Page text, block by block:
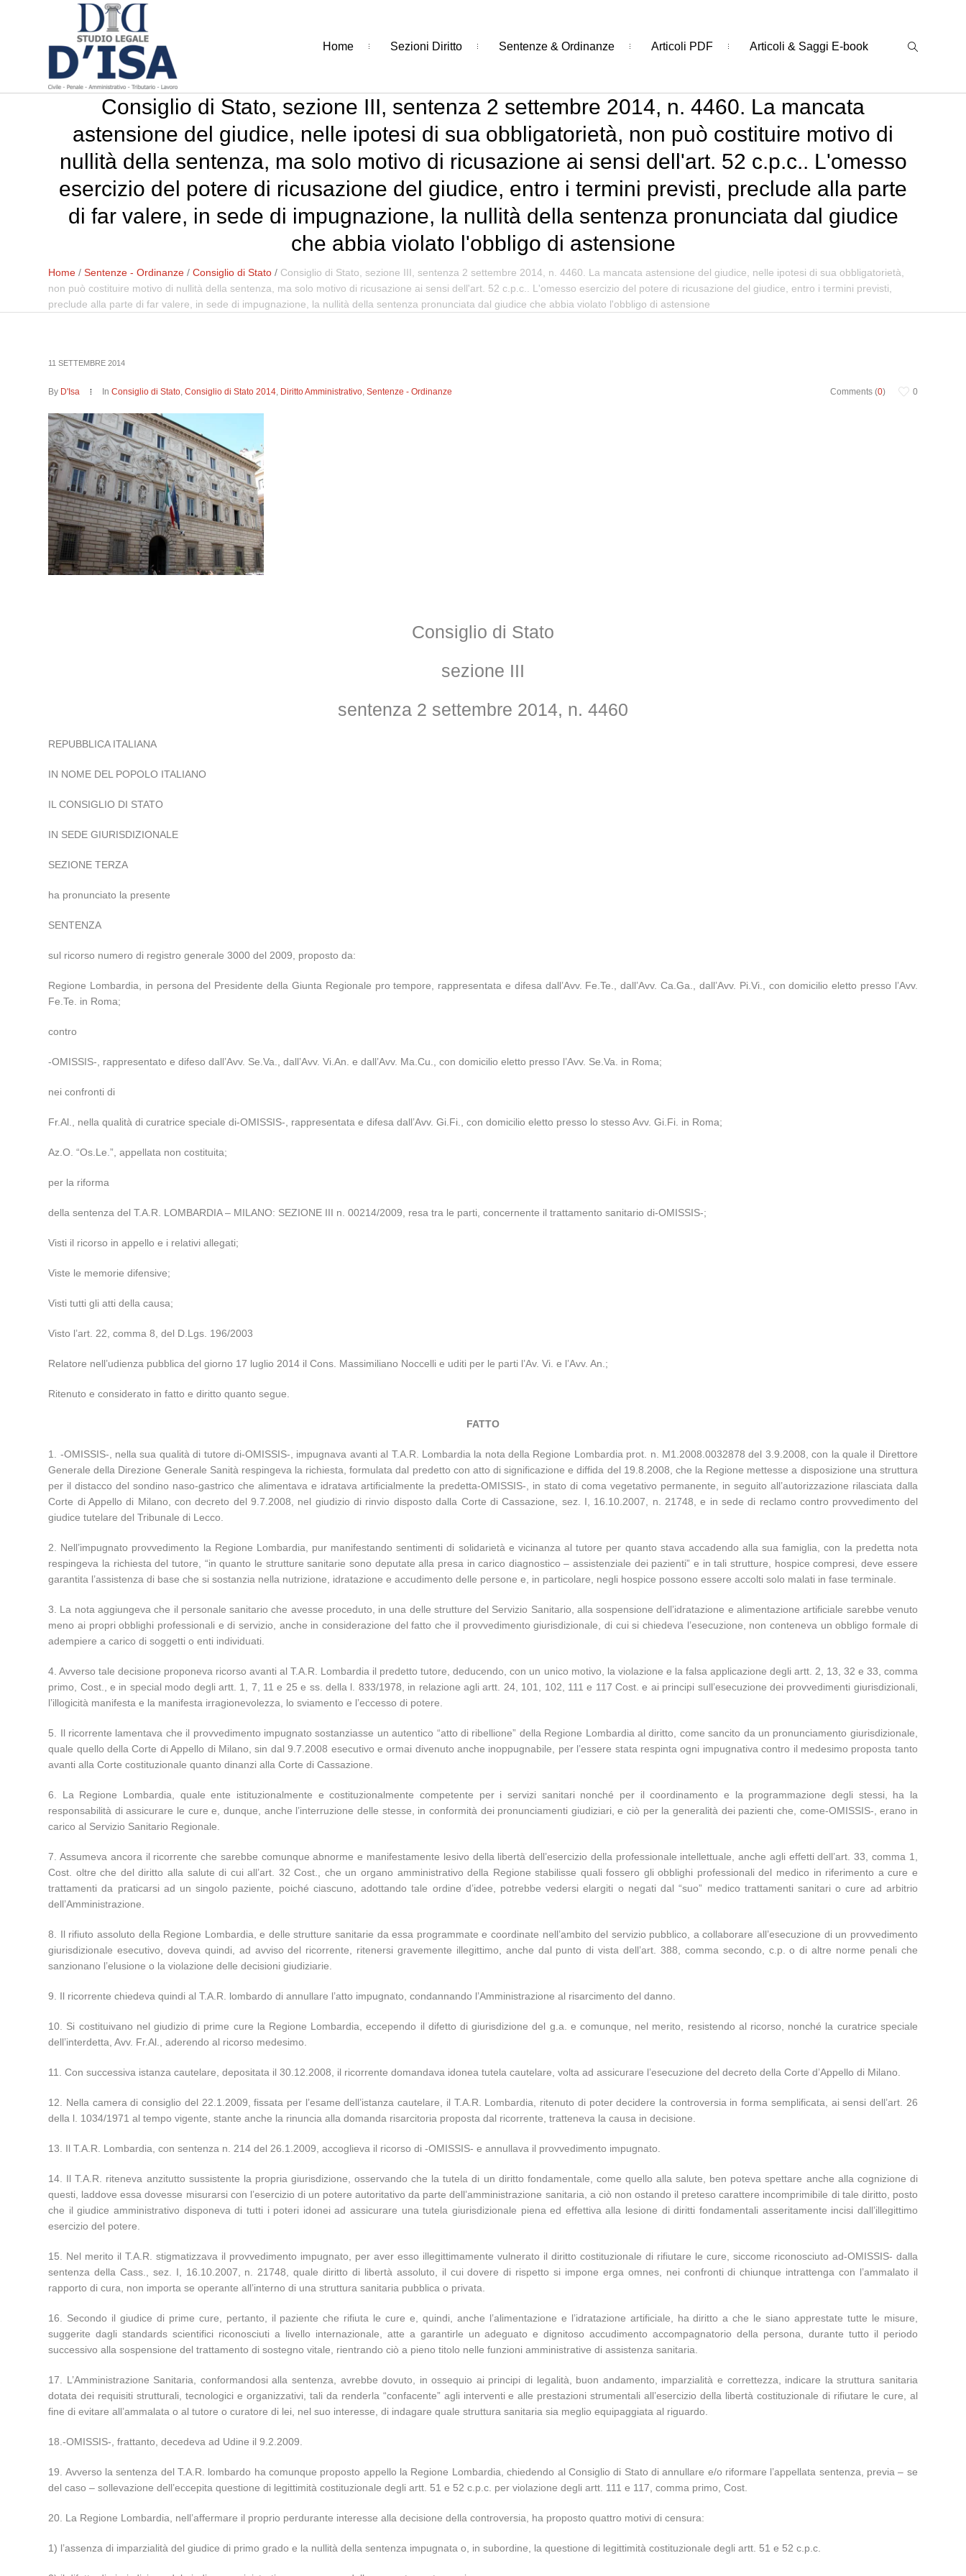
Home Sezioni Diritto Sentenze & Ordinanze Articoli PDF Articoli & Saggi E-book
Consiglio di Stato, sezione III, sentenza 2 settembre 2014, n. 4460. La mancata
astensione del giudice, nelle ipotesi di sua obbligatorietà, non può costituire motivo di
nullità della sentenza, ma solo motivo di ricusazione ai sensi dell'art. 52 c.p.c.. L'omesso
esercizio del potere di ricusazione del giudice, entro i termini previsti, preclude alla parte
di far valere, in sede di impugnazione, la nullità della sentenza pronunciata dal giudice
che abbia violato l'obbligo di astensione
Home /Sentenze - Ordinanze /Consiglio di Stato / Consiglio di Stato, sezione III, sentenza 2 settembre 2014, n. 4460. La mancata astensione del giudice, nelle ipotesi di sua obbligatorietà,
non può costituire motivo di nullità della sentenza, ma solo motivo di ricusazione ai sensi dell'art. 52 c.p.c.. L'omesso esercizio del potere di ricusazione del giudice, entro i termini previsti,
preclude alla parte di far valere, in sede di impugnazione, la nullità della sentenza pronunciata dal giudice che abbia violato l'obbligo di astensione
11 SETTEMBRE 2014
Comments (0) 0
By D'Isa InConsiglio di Stato,Consiglio di Stato 2014, Diritto Amministrativo,Sentenze - Ordinanze
Consiglio di Stato
sezione III
sentenza 2 settembre 2014, n. 4460
REPUBBLICA ITALIANA
IN NOME DEL POPOLO ITALIANO
IL CONSIGLIO DI STATO
IN SEDE GIURISDIZIONALE
SEZIONE TERZA
ha pronunciato la presente
SENTENZA
sul ricorso numero di registro generale 3000 del 2009, proposto da:
Regione Lombardia, in persona del Presidente della Giunta Regionale pro tempore, rappresentata e difesa dall’Avv. Fe.Te., dall’Avv. Ca.Ga., dall’Avv. Pi.Vi., con domicilio eletto presso l’Avv.
Fe.Te. in Roma;
contro
-OMISSIS-, rappresentato e difeso dall’Avv. Se.Va., dall’Avv. Vi.An. e dall’Avv. Ma.Cu., con domicilio eletto presso l’Avv. Se.Va. in Roma;
nei confronti di
Fr.Al., nella qualità di curatrice speciale di-OMISSIS-, rappresentata e difesa dall’Avv. Gi.Fi., con domicilio eletto presso lo stesso Avv. Gi.Fi. in Roma;
Az.O. “Os.Le.”, appellata non costituita;
per la riforma
della sentenza del T.A.R. LOMBARDIA – MILANO: SEZIONE III n. 00214/2009, resa tra le parti, concernente il trattamento sanitario di-OMISSIS-;
Visti il ricorso in appello e i relativi allegati;
Viste le memorie difensive;
Visti tutti gli atti della causa;
Visto l’art. 22, comma 8, del D.Lgs. 196/2003
Relatore nell’udienza pubblica del giorno 17 luglio 2014 il Cons. Massimiliano Noccelli e uditi per le parti l’Av. Vi. e l’Avv. An.;
Ritenuto e considerato in fatto e diritto quanto segue.
FATTO
1. -OMISSIS-, nella sua qualità di tutore di-OMISSIS-, impugnava avanti al T.A.R. Lombardia la nota della Regione Lombardia prot. n. M1.2008.0032878 del 3.9.2008, con la quale il Direttore
Generale della Direzione Generale Sanità respingeva la richiesta, formulata dal predetto con atto di significazione e diffida del 19.8.2008, che la Regione mettesse a disposizione una struttura
per il distacco del sondino naso-gastrico che alimentava e idratava artificialmente la predetta-OMISSIS-, in stato di coma vegetativo permanente, in seguito all’autorizzazione rilasciata dalla
Corte di Appello di Milano, con decreto del 9.7.2008, nel giudizio di rinvio disposto dalla Corte di Cassazione, sez. I, 16.10.2007, n. 21748, e in sede di reclamo contro provvedimento del
giudice tutelare del Tribunale di Lecco.
2. Nell’impugnato provvedimento la Regione Lombardia, pur manifestando sentimenti di solidarietà e vicinanza al tutore per quanto stava accadendo alla sua famiglia, con la predetta nota
respingeva la richiesta del tutore, “in quanto le strutture sanitarie sono deputate alla presa in carico diagnostico – assistenziale dei pazienti” e in tali strutture, hospice compresi, deve essere
garantita l’assistenza di base che si sostanzia nella nutrizione, idratazione e accudimento delle persone e, in particolare, negli hospice possono essere accolti solo malati in fase terminale.
3. La nota aggiungeva che il personale sanitario che avesse proceduto, in una delle strutture del Servizio Sanitario, alla sospensione dell’idratazione e alimentazione artificiale sarebbe venuto
meno ai propri obblighi professionali e di servizio, anche in considerazione del fatto che il provvedimento giurisdizionale, di cui si chiedeva l’esecuzione, non conteneva un obbligo formale di
adempiere a carico di soggetti o enti individuati.
4. Avverso tale decisione proponeva ricorso avanti al T.A.R. Lombardia il predetto tutore, deducendo, con un unico motivo, la violazione e la falsa applicazione degli artt. 2, 13, 32 e 33, comma
primo, Cost., e in special modo degli artt. 1, 7, 11 e 25 e ss. della l. 833/1978, in relazione agli artt. 24, 101, 102, 111 e 117 Cost. e ai principi sull’esecuzione dei provvedimenti giurisdizionali,
l’illogicità manifesta e la manifesta irragionevolezza, lo sviamento e l’eccesso di potere.
5. Il ricorrente lamentava che il provvedimento impugnato sostanziasse un autentico “atto di ribellione” della Regione Lombardia al diritto, come sancito da un pronunciamento giurisdizionale,
quale quello della Corte di Appello di Milano, sin dal 9.7.2008 esecutivo e ormai divenuto anche inoppugnabile, per l’essere stata respinta ogni impugnativa contro il medesimo proposta tanto
avanti alla Corte costituzionale quanto dinanzi alla Corte di Cassazione.
6. La Regione Lombardia, quale ente istituzionalmente e costituzionalmente competente per i servizi sanitari nonché per il coordinamento e la programmazione degli stessi, ha la
responsabilità di assicurare le cure e, dunque, anche l’interruzione delle stesse, in conformità dei pronunciamenti giudiziari, e ciò per la generalità dei pazienti che, come-OMISSIS-, erano in
carico al Servizio Sanitario Regionale.
7. Assumeva ancora il ricorrente che sarebbe comunque abnorme e manifestamente lesivo della libertà dell’esercizio della professionale intellettuale, anche agli effetti dell’art. 33, comma 1,
Cost. oltre che del diritto alla salute di cui all’art. 32 Cost., che un organo amministrativo della Regione stabilisse quali fossero gli obblighi professionali del medico in riferimento a cure e
trattamenti da praticarsi ad un singolo paziente, poiché ciascuno, adottando tale ordine d’idee, potrebbe vedersi elargiti o negati dal “suo” medico trattamenti sanitari o cure ad arbitrio
dell’Amministrazione.
8. Il rifiuto assoluto della Regione Lombardia, e delle strutture sanitarie da essa programmate e coordinate nell’ambito del servizio pubblico, a collaborare all’esecuzione di un provvedimento
giurisdizionale esecutivo, doveva quindi, ad avviso del ricorrente, ritenersi gravemente illegittimo, anche dal punto di vista dell’art. 388, comma secondo, c.p. o di altre norme penali che
sanzionano l’elusione o la violazione delle decisioni giudiziarie.
9. Il ricorrente chiedeva quindi al T.A.R. lombardo di annullare l’atto impugnato, condannando l’Amministrazione al risarcimento del danno.
10. Si costituivano nel giudizio di prime cure la Regione Lombardia, eccependo il difetto di giurisdizione del g.a. e comunque, nel merito, resistendo al ricorso, nonché la curatrice speciale
dell’interdetta, Avv. Fr.Al., aderendo al ricorso medesimo.
11. Con successiva istanza cautelare, depositata il 30.12.2008, il ricorrente domandava idonea tutela cautelare, volta ad assicurare l’esecuzione del decreto della Corte d’Appello di Milano.
12. Nella camera di consiglio del 22.1.2009, fissata per l’esame dell’istanza cautelare, il T.A.R. Lombardia, ritenuto di poter decidere la controversia in forma semplificata, ai sensi dell’art. 26
della l. 1034/1971 al tempo vigente, stante anche la rinuncia alla domanda risarcitoria proposta dal ricorrente, tratteneva la causa in decisione.
13. Il T.A.R. Lombardia, con sentenza n. 214 del 26.1.2009, accoglieva il ricorso di -OMISSIS- e annullava il provvedimento impugnato.
14. Il T.A.R. riteneva anzitutto sussistente la propria giurisdizione, osservando che la tutela di un diritto fondamentale, come quello alla salute, ben poteva spettare anche alla cognizione di
questi, laddove essa dovesse misurarsi con l’esercizio di un potere autoritativo da parte dell’amministrazione sanitaria, a ciò non ostando il preteso carattere incomprimibile di tale diritto, posto
che il giudice amministrativo disponeva di tutti i poteri idonei ad assicurare una tutela giurisdizionale piena ed effettiva alla lesione di diritti fondamentali asseritamente incisi dall’illegittimo
esercizio del potere.
15. Nel merito il T.A.R. stigmatizzava il provvedimento impugnato, per aver esso illegittimamente vulnerato il diritto costituzionale di rifiutare le cure, siccome riconosciuto ad-OMISSIS- dalla
sentenza della Cass., sez. I, 16.10.2007, n. 21748, quale diritto di libertà assoluto, il cui dovere di rispetto si impone erga omnes, nei confronti di chiunque intrattenga con l’ammalato il
rapporto di cura, non importa se operante all’interno di una struttura sanitaria pubblica o privata.
16. Secondo il giudice di prime cure, pertanto, il paziente che rifiuta le cure e, quindi, anche l’alimentazione e l’idratazione artificiale, ha diritto a che le siano apprestate tutte le misure,
suggerite dagli standards scientifici riconosciuti a livello internazionale, atte a garantirle un adeguato e dignitoso accudimento accompagnatorio della persona, durante tutto il periodo
successivo alla sospensione del trattamento di sostegno vitale, rientrando ciò a pieno titolo nelle funzioni amministrative di assistenza sanitaria.
17. L’Amministrazione Sanitaria, conformandosi alla sentenza, avrebbe dovuto, in ossequio ai principi di legalità, buon andamento, imparzialità e correttezza, indicare la struttura sanitaria
dotata dei requisiti strutturali, tecnologici e organizzativi, tali da renderla “confacente” agli interventi e alle prestazioni strumentali all’esercizio della libertà costituzionale di rifiutare le cure, al
fine di evitare all’ammalata o al tutore o curatore di lei, nel suo interesse, di indagare quale struttura sanitaria sia meglio equipaggiata al riguardo.
18.-OMISSIS-, frattanto, decedeva ad Udine il 9.2.2009.
19. Avverso la sentenza del T.A.R. lombardo ha comunque proposto appello la Regione Lombardia, chiedendo al Consiglio di Stato di annullare e/o riformare l’appellata sentenza, previa – se
del caso – sollevazione dell’eccepita questione di legittimità costituzionale degli artt. 51 e 52 c.p.c. per violazione degli artt. 111 e 117, comma primo, Cost.
20. La Regione Lombardia, nell’affermare il proprio perdurante interesse alla decisione della controversia, ha proposto quattro motivi di censura:
1) l’assenza di imparzialità del giudice di primo grado e la nullità della sentenza impugnata o, in subordine, la questione di legittimità costituzionale degli artt. 51 e 52 c.p.c.